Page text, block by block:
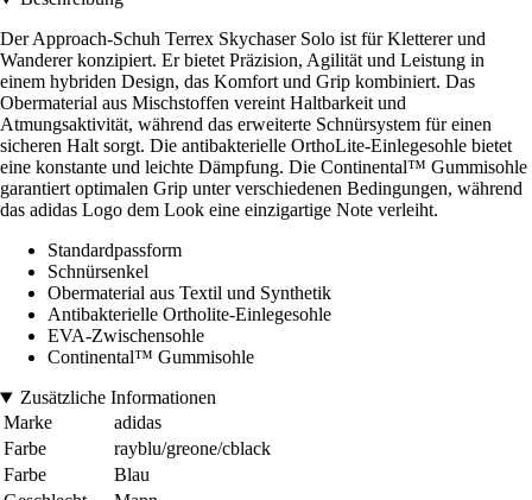
Der Approach-Schuh Terrex Skychaser Solo ist für Kletterer und
Wanderer konzipiert. Er bietet Präzision, Agilität und Leistung in
einem hybriden Design, das Komfort und Grip kombiniert. Das
Obermaterial aus Mischstoffen vereint Haltbarkeit und
Atmungsaktivität, während das erweiterte Schnürsystem für einen
sicheren Halt sorgt. Die antibakterielle OrthoLite-Einlegesohle bietet
eine konstante und leichte Dämpfung. Die Continental™ Gummisohle
garantiert optimalen Grip unter verschiedenen Bedingungen, während
das adidas Logo dem Look eine einzigartige Note verleiht.
Standardpassform
Schnürsenkel
Obermaterial aus Textil und Synthetik
Antibakterielle Ortholite-Einlegesohle
EVA-Zwischensohle
Continental™ Gummisohle
Zusätzliche Informationen
Marke
adidas
Farbe
rayblu/greone/cblack
Farbe
Blau